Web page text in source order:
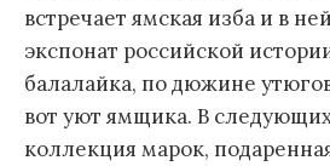
встречает ямская изба и в
экспонат российской
балалайка, по дюжине
вот уют ямщика. В
коллекция марок,